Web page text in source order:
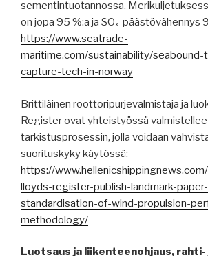
sementintuotannossa.
on jopa 95 %:a ja SOₓ-päästövähennys
https://www.seatrade-
maritime.com/sustainability/
capture-tech-in-norway
Brittiläinen roottoripurjevalmistaja ja
Register ovat yhteistyössä
tarkistusprosessin, jolla voidaan
suorituskyky käytössä:
https://
lloyds-register-publish-landmark-
standardisation-of-wind-propulsion-
methodology/
Luotsaus ja liikenteenohjaus, rahti-